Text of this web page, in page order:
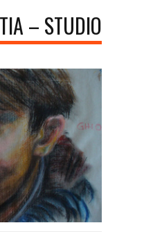
– STUDIO